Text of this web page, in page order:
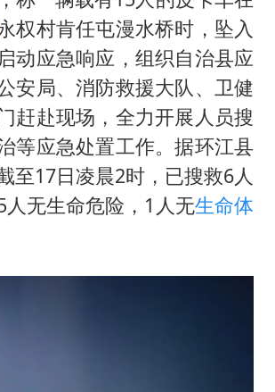
浙江最强风雨时段已锁定
万岁山接盘烂尾恒大文旅城
老人被城管撞倒后离世亲属质疑记录仪
习近平心系体育强国建设
权村肯任屯漫水桥时，坠入
动应急响应，组织自治县应
安局、消防救援大队、卫健
赶赴现场，全力开展人员搜
等应急处置工作。据环江县
至17日凌晨2时，已搜救6人
无生命危险，1人无生命体